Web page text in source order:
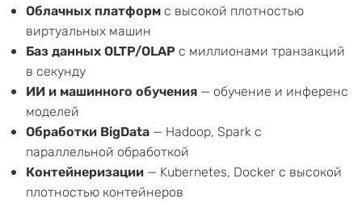
Облачных платформ с высокой плотностью
виртуальных машин
Баз данных OLTP/OLAP с миллионами транзакций
в секунду
ИИ и машинного обучения — обучение и инференс
моделей
Обработки BigData — Hadoop, Spark с
параллельной обработкой
Контейнеризации — Kubernetes, Docker с высокой
плотностью контейнеров